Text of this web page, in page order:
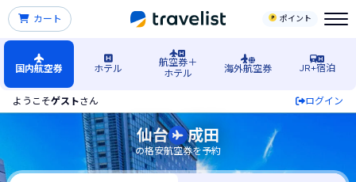
ポイント
カート
国内航空券 ホテル
航空券＋
ホテル
海外航空券 JR+宿泊
ようこそゲストさん ログイン
仙台（宮城）空港発→成田空港行きの格安航空券・飛行機・
仙台 成田
の格安航空券を予約